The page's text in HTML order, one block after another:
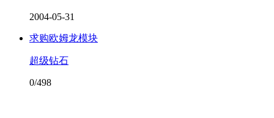
2004-05-31
求购欧姆龙模块
超级钻石
0/498